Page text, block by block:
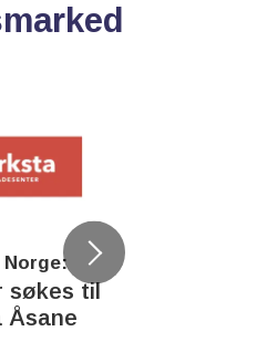
Norge:
søkes til
Åsane